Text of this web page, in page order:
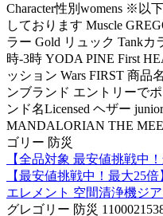
Character性別womens ※以
しております Muscle
ラー Gold リュック Tankカ
時-3時 YODA PINE First
ッション Wars FIRST 商品
ンブランド エントリーで
ンド名Licensed ヘザー
MANDALORIAN THE
ゴリー 防災
【全品対象 最安値挑戦中
【最安値挑戦中！最大25
エレメント 空間清浄機ジ
グレゴリー 防災